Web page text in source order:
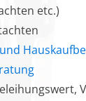
etc.)